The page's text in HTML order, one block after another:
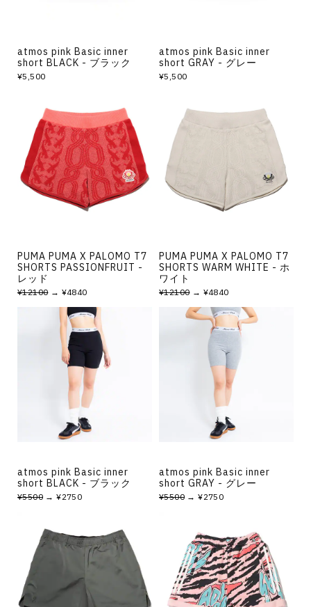
atmos pink Basic inner
short BLACK - ブラック
¥5,500
atmos pink Basic inner
short GRAY - グレー
¥5,500
PUMA PUMA X PALOMO T7
SHORTS PASSIONFRUIT -
レッド
¥12100→ ¥4840
PUMA PUMA X PALOMO T7
SHORTS WARM WHITE - ホ
ワイト
¥12100→ ¥4840
atmos pink Basic inner
short BLACK - ブラック
¥5500 → ¥2750
atmos pink Basic inner
short GRAY - グレー
¥5500 → ¥2750